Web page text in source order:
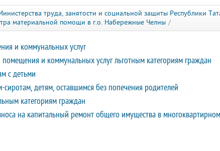
труда, занятости и социальной защиты Республики
материальной помощи в г.о. Набережные Челны /
и коммунальных услуг
и коммунальных услуг льготным категориям граждан
с детьми
детям, оставшимся без попечения родителей
категориям граждан
на капитальный ремонт общего имущества в